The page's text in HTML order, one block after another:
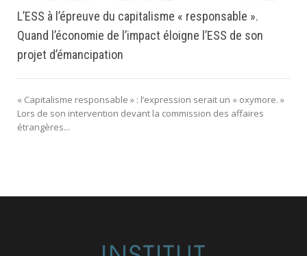
L’ESS à l’épreuve du capitalisme « responsable ».
Quand l’économie de l’impact éloigne l’ESS de son
projet d’émancipation
« Capitalisme responsable » : l’expression serait un « oxymore. »
Lors de son intervention devant la commission des affaires
étrangères...